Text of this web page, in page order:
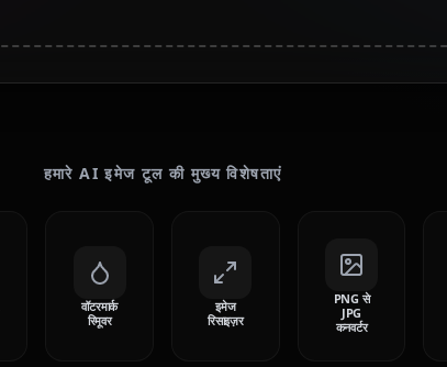
हमारे AI इमेज टूल की मुख्य विशेषताएं
वॉटरमार्क
रिमूवर
इमेज
रिसाइज़र
PNG से
JPG
कनवर्टर